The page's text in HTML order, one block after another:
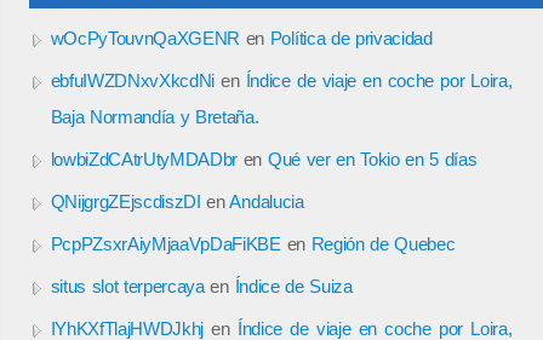
wOcPyTouvnQaXGENR en Política de privacidad
ebfuIWZDNxvXkcdNi en Índice de viaje en coche por Loira,
Baja Normandía y Bretaña.
lowbiZdCAtrUtyMDADbr en Qué ver en Tokio en 5 días
QNijgrgZEjscdiszDI enAndalucia
PcpPZsxrAiyMjaaVpDaFiKBE en Región de Quebec
situs slot terpercayaen Índice de Suiza
IYhKXfTlajHWDJkhj en Índice de viaje en coche por Loira,